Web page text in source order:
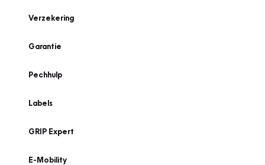
Verzekering
Garantie
Pechhulp
Labels
GRIP Expert
E-Mobility